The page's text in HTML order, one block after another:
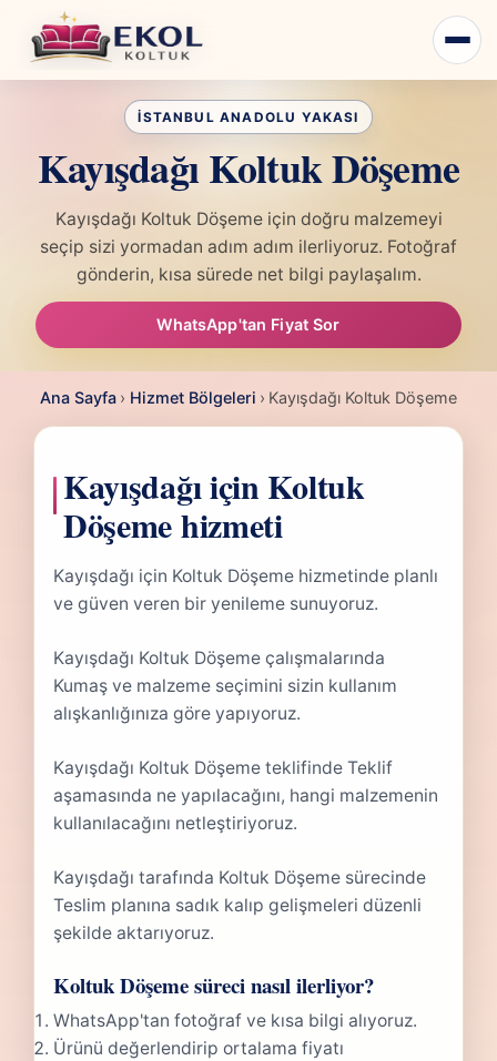
Kayışdağı Koltuk Döşeme
Kayışdağı Koltuk Döşeme için doğru malzemeyi
seçip sizi yormadan adım adım ilerliyoruz. Fotoğraf
gönderin, kısa sürede net bilgi paylaşalım.
WhatsApp'tan Fiyat Sor
Ana Sayfa › Hizmet Bölgeleri › Kayışdağı Koltuk Döşeme
Kayışdağı için Koltuk
Döşeme hizmeti
Kayışdağı için Koltuk Döşeme hizmetinde planlı
ve güven veren bir yenileme sunuyoruz.
Kayışdağı Koltuk Döşeme çalışmalarında
Kumaş ve malzeme seçimini sizin kullanım
alışkanlığınıza göre yapıyoruz.
Kayışdağı Koltuk Döşeme teklifinde Teklif
aşamasında ne yapılacağını, hangi malzemenin
kullanılacağını netleştiriyoruz.
Kayışdağı tarafında Koltuk Döşeme sürecinde
Teslim planına sadık kalıp gelişmeleri düzenli
şekilde aktarıyoruz.
Koltuk Döşeme süreci nasıl ilerliyor?
WhatsApp'tan fotoğraf ve kısa bilgi alıyoruz.
Ürünü değerlendirip ortalama fiyatı